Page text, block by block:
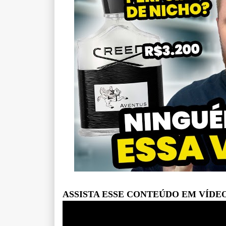
ASSISTA ESSE CONTEÚDO EM